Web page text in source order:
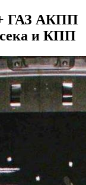
ГАЗ АКПП
и КПП